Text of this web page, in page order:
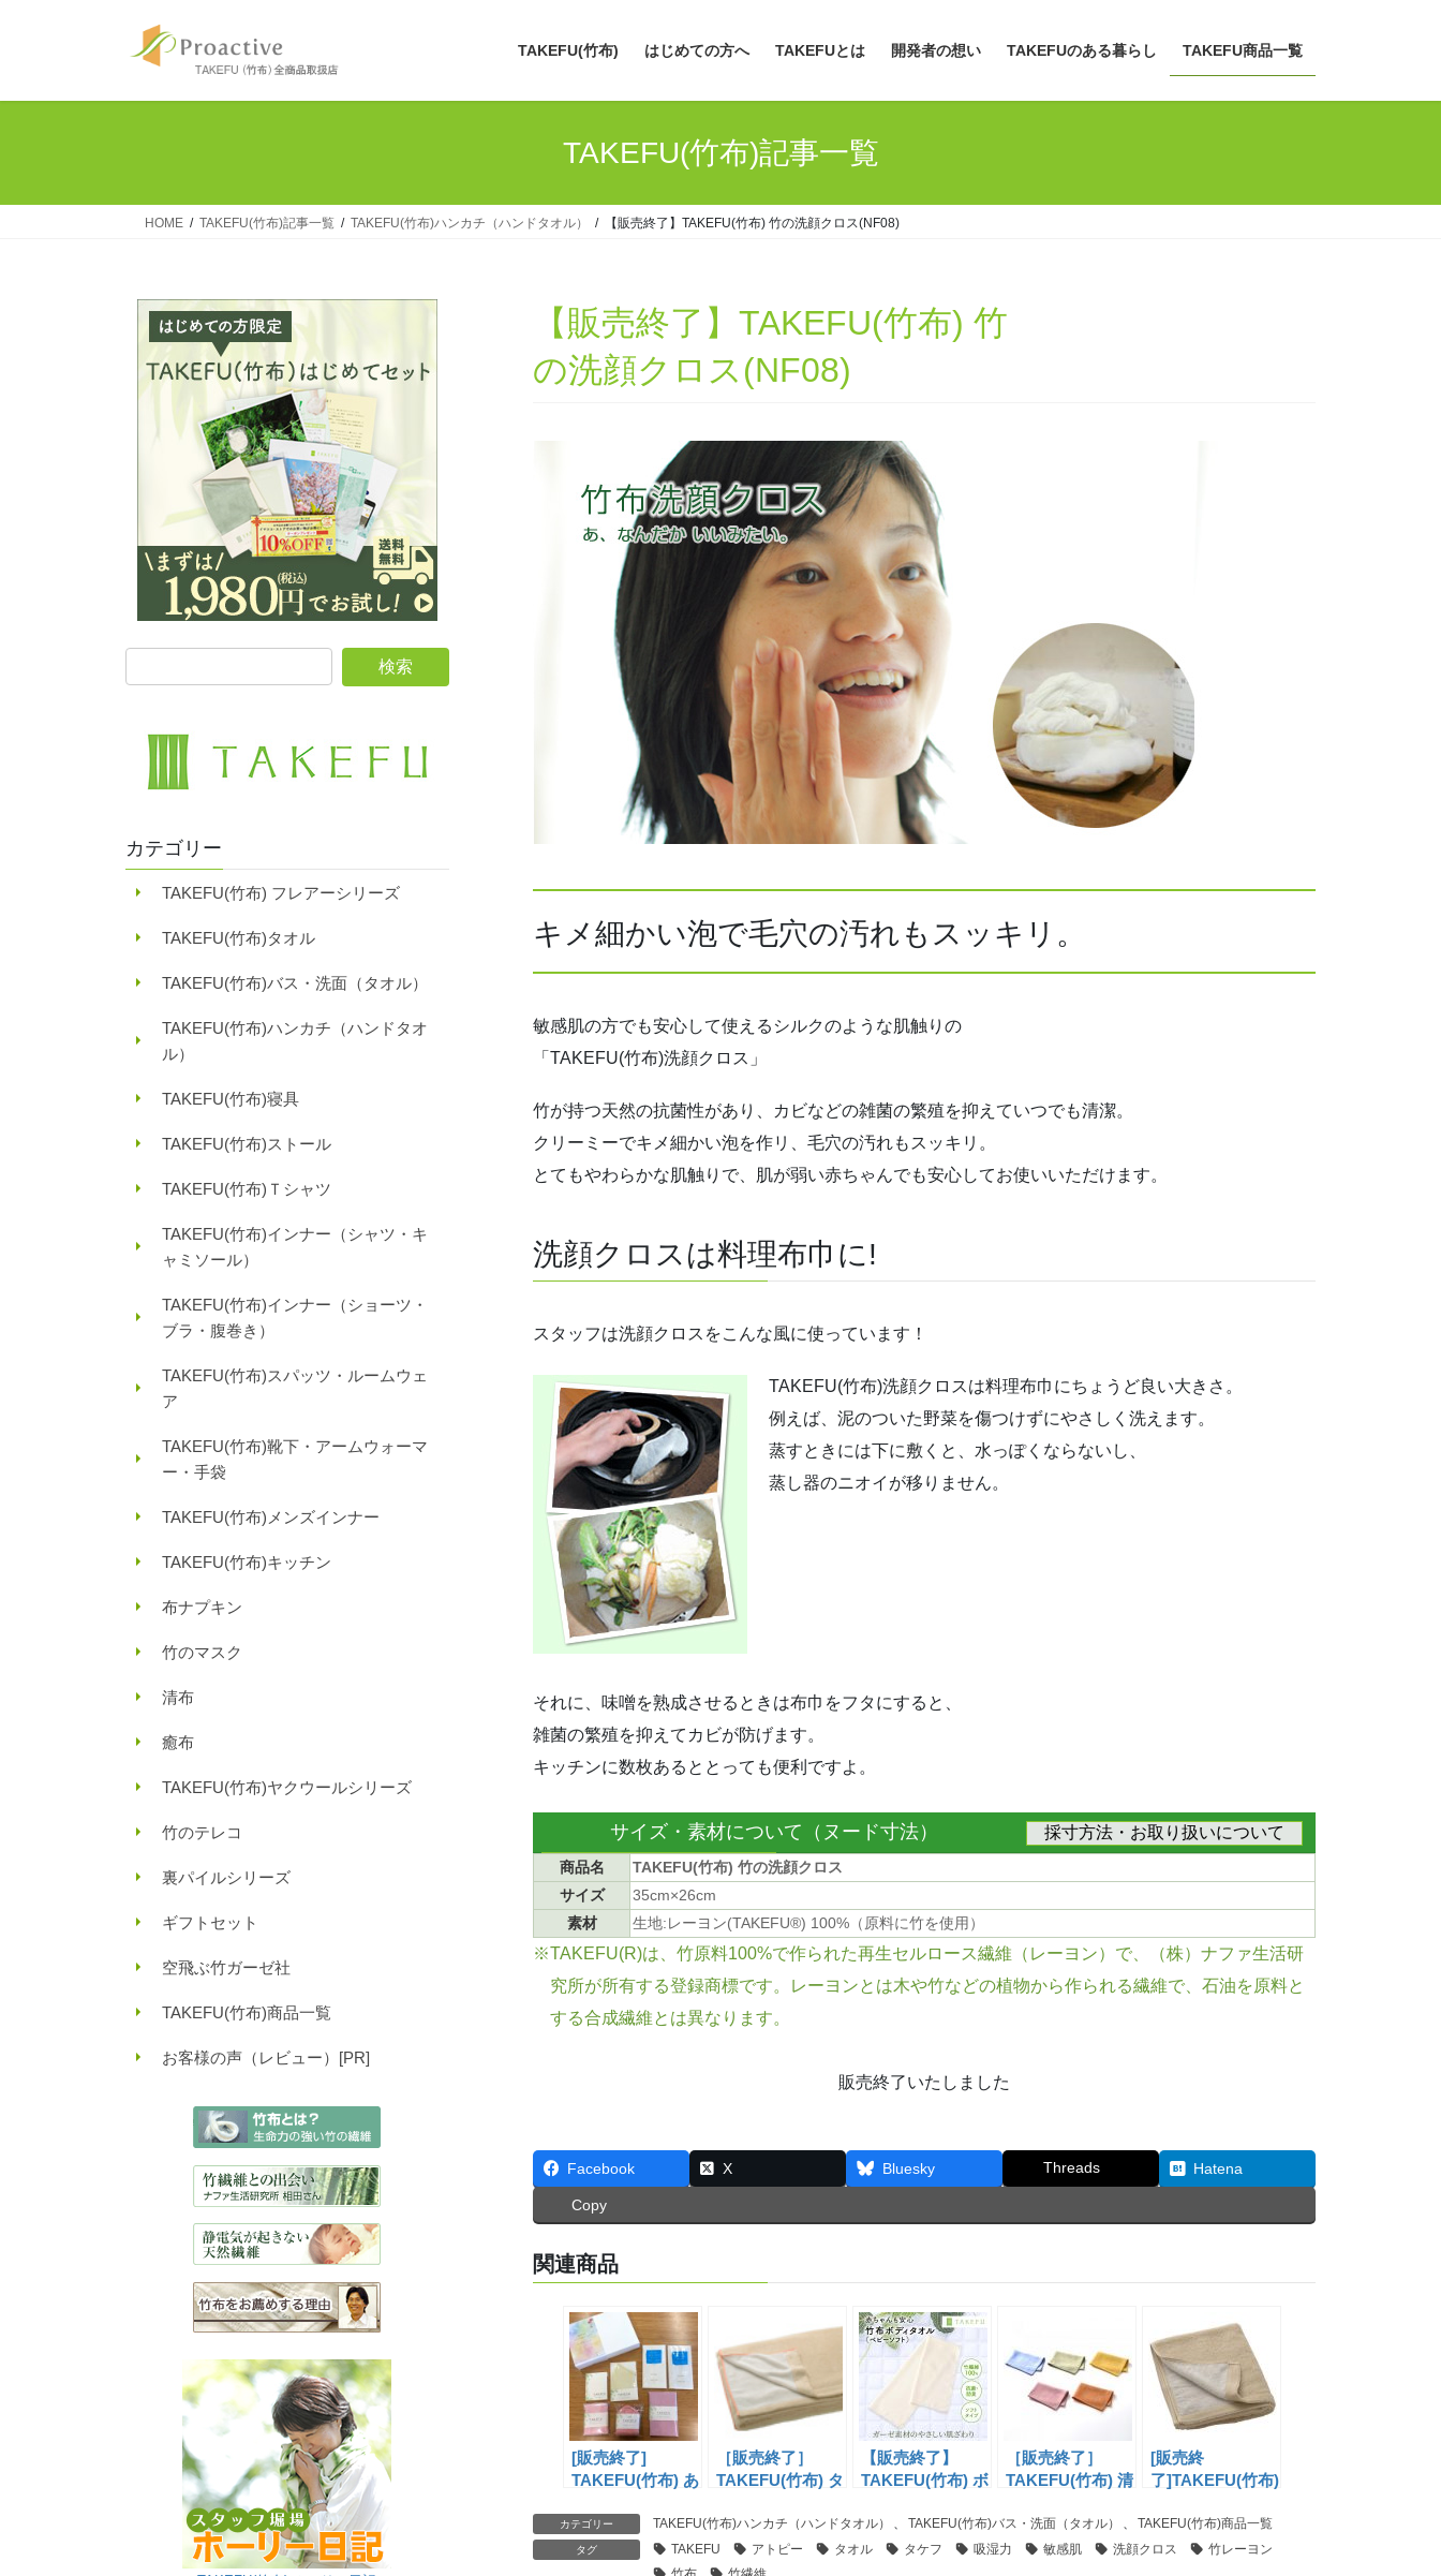
TAKEFU(竹布) はじめての方へ TAKEFUとは 開発者の想い TAKEFUのある暮らし TAKEFU商品一覧
TAKEFU(竹布)記事一覧
HOME TAKEFU(竹布)記事一覧 TAKEFU(竹布)ハンカチ（ハンドタオル） 【販売終了】TAKEFU(竹布) 竹の洗顔クロス(NF08)
【販売終了】TAKEFU(竹布) 竹
の洗顔クロス(NF08)
キメ細かい泡で毛穴の汚れもスッキリ。
敏感肌の方でも安心して使えるシルクのような肌触りの
「TAKEFU(竹布)洗顔クロス」
竹が持つ天然の抗菌性があり、カビなどの雑菌の繁殖を抑えていつでも清潔。
クリーミーでキメ細かい泡を作リ、毛穴の汚れもスッキリ。
とてもやわらかな肌触りで、肌が弱い赤ちゃんでも安心してお使いいただけます。
洗顔クロスは料理布巾に!
スタッフは洗顔クロスをこんな風に使っています！
TAKEFU(竹布)洗顔クロスは料理布巾にちょうど良い大きさ。
例えば、泥のついた野菜を傷つけずにやさしく洗えます。
蒸すときには下に敷くと、水っぽくならないし、
蒸し器のニオイが移りません。
それに、味噌を熟成させるときは布巾をフタにすると、
雑菌の繁殖を抑えてカビが防げます。
キッチンに数枚あるととっても便利ですよ。
サイズ・素材について（ヌード寸法） 採寸方法・お取り扱いについて
商品名
TAKEFU(竹布) 竹の洗顔クロス
サイズ
35cm×26cm
素材
生地:レーヨン(TAKEFU®) 100%（原料に竹を使用）
※TAKEFU(R)は、竹原料100%で作られた再生セルロース繊維（レーヨン）で、（株）ナファ生活研
究所が所有する登録商標です。レーヨンとは木や竹などの植物から作られる繊維で、石油を原料と
する合成繊維とは異なります。
販売終了いたしました
Facebook X Bluesky Threads Hatena
Copy
関連商品
[販売終了]
TAKEFU(竹布) あ
ット（NFGS1）
［販売終了］
TAKEFU(竹布) タ
(NF10)
【販売終了】
TAKEFU(竹布) ボ
ビーソフト）
(NF07B)
［販売終了］
TAKEFU(竹布) 清
チ(NF03)
[販売終
了]TAKEFU(竹布)
(NF01)
カテゴリー TAKEFU(竹布)ハンカチ（ハンドタオル） TAKEFU(竹布)バス・洗面（タオル） TAKEFU(竹布)商品一覧
タグ TAKEFU アトピー タオル タケフ 吸湿力 敏感肌 洗顔クロス
竹レーヨン
カテゴリー
TAKEFU(竹布) フレアーシリーズ
TAKEFU(竹布)タオル
TAKEFU(竹布)バス・洗面（タオル）
TAKEFU(竹布)ハンカチ（ハンドタオ
ル）
TAKEFU(竹布)寝具
TAKEFU(竹布)ストール
TAKEFU(竹布)Ｔシャツ
TAKEFU(竹布)インナー（シャツ・キ
ャミソール）
TAKEFU(竹布)インナー（ショーツ・
ブラ・腹巻き）
TAKEFU(竹布)スパッツ・ルームウェ
ア
TAKEFU(竹布)靴下・アームウォーマ
ー・手袋
TAKEFU(竹布)メンズインナー
TAKEFU(竹布)キッチン
布ナプキン
竹のマスク
清布
癒布
TAKEFU(竹布)ヤクウールシリーズ
竹のテレコ
裏パイルシリーズ
ギフトセット
空飛ぶ竹ガーゼ社
TAKEFU(竹布)商品一覧
お客様の声（レビュー）[PR]